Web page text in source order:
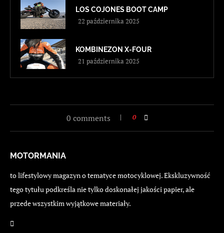
LOS COJONES BOOT CAMP
22 października 2025
KOMBINEZON X-FOUR
21 października 2025
0 comments 0
MOTORMANIA
to lifestylowy magazyn o tematyce motocyklowej. Ekskluzywność
tego tytułu podkreśla nie tylko doskonałej jakości papier, ale
przede wszystkim wyjątkowe materiały.